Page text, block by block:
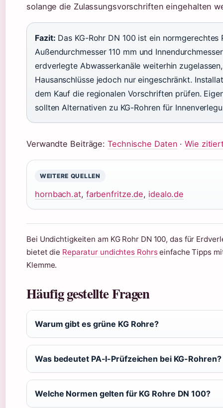
solange die Zulassungsvorschriften eingehalten
Fazit: Das KG-Rohr DN 100 ist ein normgerechtes
Außendurchmesser 110 mm und
erdverlegte Abwasserkanäle weiterhin
Hausanschlüsse jedoch nur eingeschränkt.
dem Kauf die regionalen Vorschriften prüfen.
sollten Alternativen zu KG-Rohren für
Verwandte Beiträge: Technische Daten ·Wie
WEITERE QUELLEN
hornbach.at, farbenfritze.de, idealo.de
Bei Undichtigkeiten am KG Rohr DN 100, das für
bietet die Reparatur undichtes Rohrseinfache Tipps
Klemme.
Häufig gestellte Fragen
Warum gibt es grüne KG Rohre?
Was bedeutet PA-I-Prüfzeichen bei KG-Rohren?
Welche Normen gelten für KG Rohre DN 100?